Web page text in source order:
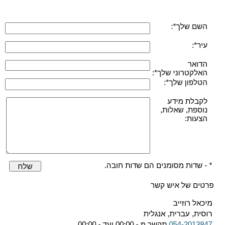
השם שלך*:
עיר*:
הדואר
האלקטרוני שלך*:
הטלפון שלך*:
לקבלת מידע
נוספת, שאלות,
הצעות:
* - שדות מסומנים הם שדות חובה. שלח
פרטים של איש קשר
מיכאל רוזייב
רוסית, עברית, אנגלית